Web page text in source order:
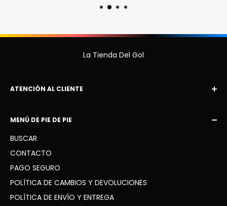
La Tienda Del Gol
ATENCIÓN AL CLIENTE
WhatsApp: +34 936 41 91 63
MENÚ DE PIE DE PIE
BUSCAR
CONTACTO
PAGO SEGURO
POLÍTICA DE CAMBIOS Y DEVOLUCIONES
POLÍTICA DE ENVÍO Y ENTREGA